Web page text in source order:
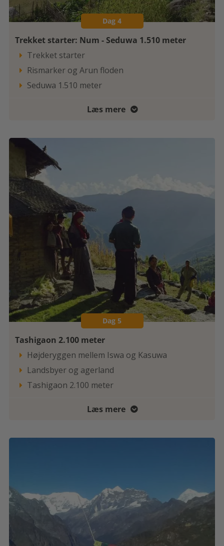
Dag 4
Trekket starter: Num - Seduwa 1.510 meter
 Trekket starter
 Rismarker og Arun floden
 Seduwa 1.510 meter
Læs mere 
Dag 5
Tashigaon 2.100 meter
 Højderyggen mellem Iswa og Kasuwa
 Landsbyer og agerland
 Tashigaon 2.100 meter
Læs mere 